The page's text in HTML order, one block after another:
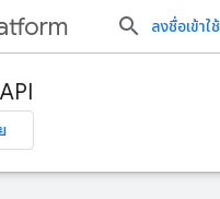
ลงชื่อเข้าใช้